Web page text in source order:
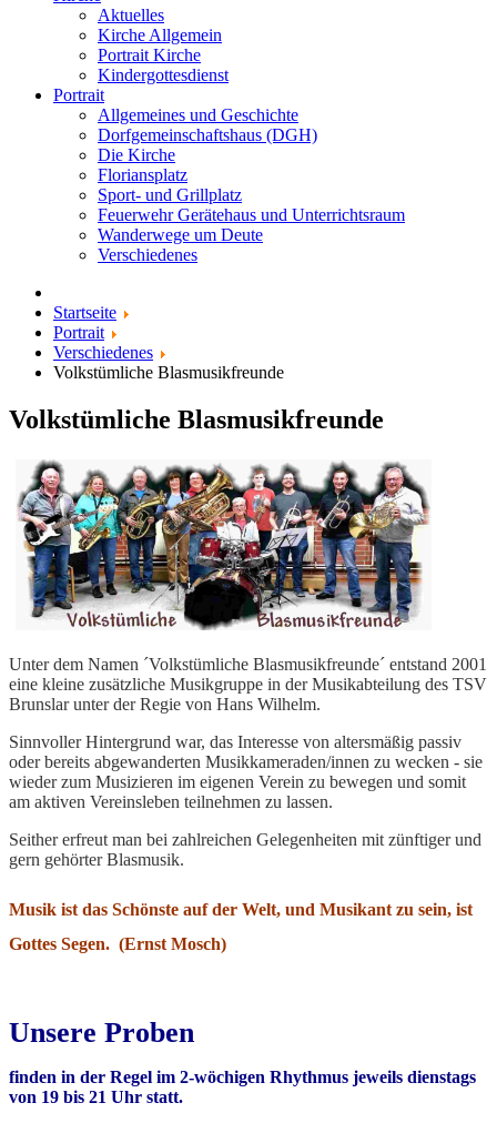
Aktuelles
Kirche Allgemein
Portrait Kirche
Kindergottesdienst
Portrait
Allgemeines und Geschichte
Dorfgemeinschaftshaus (DGH)
Die Kirche
Floriansplatz
Sport- und Grillplatz
Feuerwehr Gerätehaus und Unterrichtsraum
Wanderwege um Deute
Verschiedenes
Startseite
Portrait
Verschiedenes
Volkstümliche Blasmusikfreunde
Volkstümliche Blasmusikfreunde
Unter dem Namen ´Volkstümliche Blasmusikfreunde´ entstand 2001
eine kleine zusätzliche Musikgruppe in der Musikabteilung des TSV
Brunslar unter der Regie von Hans Wilhelm.
Sinnvoller Hintergrund war, das Interesse von altersmäßig passiv
oder bereits abgewanderten Musikkameraden/innen zu wecken - sie
wieder zum Musizieren im eigenen Verein zu bewegen und somit
am aktiven Vereinsleben teilnehmen zu lassen.
Seither erfreut man bei zahlreichen Gelegenheiten mit zünftiger und
gern gehörter Blasmusik.
Musik ist das Schönste auf der Welt, und Musikant zu sein, ist
Gottes Segen. (Ernst Mosch)
Unsere Proben
finden in der Regel im 2-wöchigen Rhythmus jeweils dienstags
von 19 bis 21 Uhr statt.